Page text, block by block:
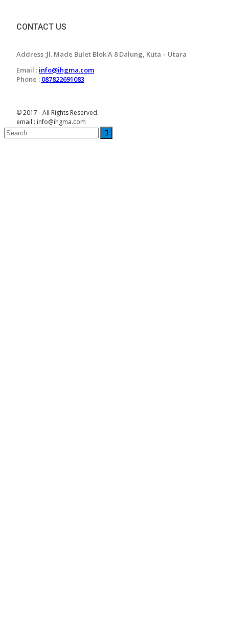
CONTACT US
Address :Jl. Made Bulet Blok A 8 Dalung, Kuta – Utara
Email : info@ihgma.com
Phone : 087822691083
© 2017 - All Rights Reserved.
email : info@ihgma.com